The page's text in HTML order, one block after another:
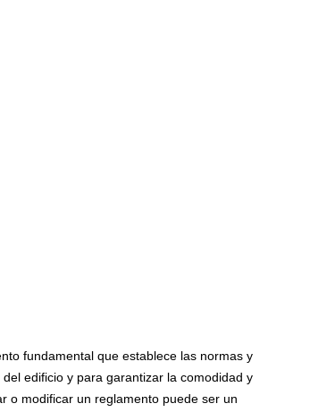
fundamental que establece las normas y
edificio y para garantizar la comodidad y
o modificar un reglamento puede ser un